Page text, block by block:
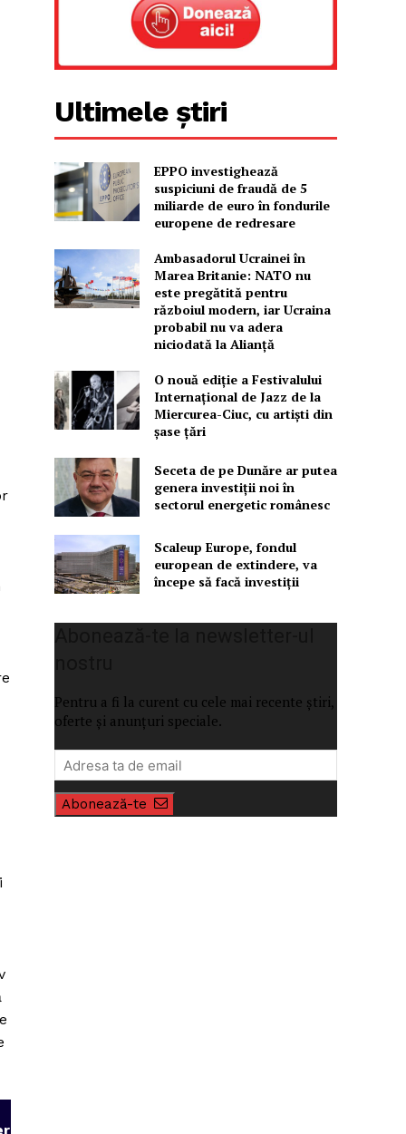
Ultimele știri
EPPO investighează
suspiciuni de fraudă de 5
miliarde de euro în fondurile
europene de redresare
Ambasadorul Ucrainei în
Marea Britanie: NATO nu
este pregătită pentru
războiul modern, iar Ucraina
probabil nu va adera
niciodată la Alianță
O nouă ediţie a Festivalului
Internaţional de Jazz de la
Miercurea-Ciuc, cu artişti din
şase ţări
Seceta de pe Dunăre ar putea
genera investiții noi în
sectorul energetic românesc
Scaleup Europe, fondul
european de extindere, va
începe să facă investiții
Pentru a fi la curent cu cele mai recente știri,
oferte și anunțuri speciale.
Abonează-te